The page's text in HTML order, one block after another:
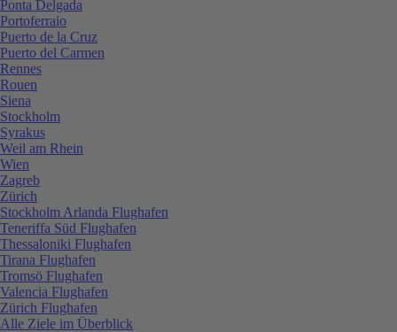
Ponta Delgada
Portoferraio
Puerto de la Cruz
Puerto del Carmen
Rennes
Rouen
Siena
Stockholm
Syrakus
Weil am Rhein
Wien
Zagreb
Zürich
Stockholm Arlanda Flughafen
Teneriffa Süd Flughafen
Thessaloniki Flughafen
Tirana Flughafen
Tromsö Flughafen
Valencia Flughafen
Zürich Flughafen
Alle Ziele im Überblick